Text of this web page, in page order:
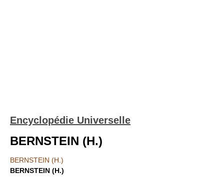
Encyclopédie Universelle
BERNSTEIN (H.)
BERNSTEIN (H.)
BERNSTEIN (H.)